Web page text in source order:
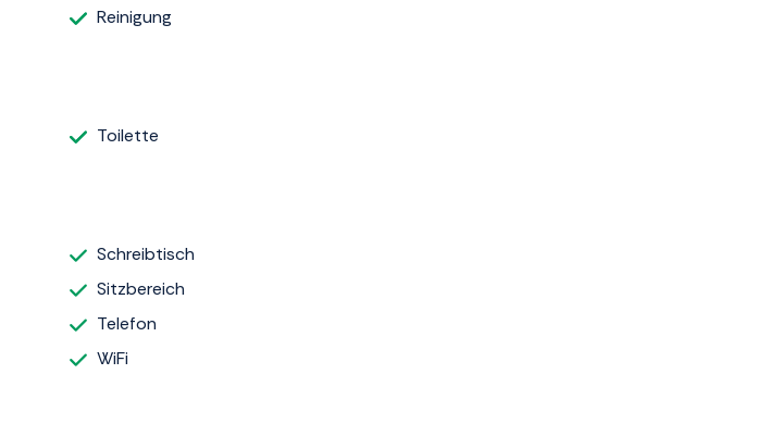
Reinigung
Toilette
Schreibtisch
Sitzbereich
Telefon
WiFi